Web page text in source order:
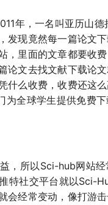
年，一名叫亚历山德
发现竟然每一篇论文
，里面的文章都要收
论文去找文献下载论
什么收费，收费还这
为全球学生提供免费
，所以Sci-hub网站
特社交平台就以Sci-
会经常变动，像打游